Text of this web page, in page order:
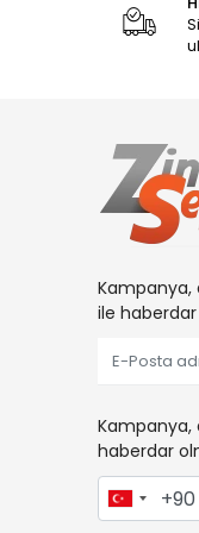
ile
Kampanya,
haberdar